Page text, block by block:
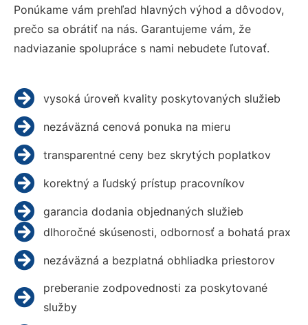
Ponúkame vám prehľad hlavných výhod a dôvodov,
prečo sa obrátiť na nás. Garantujeme vám, že
nadviazanie spolupráce s nami nebudete ľutovať.
vysoká úroveň kvality poskytovaných služieb
nezáväzná cenová ponuka na mieru
transparentné ceny bez skrytých poplatkov
korektný a ľudský prístup pracovníkov
garancia dodania objednaných služieb
dlhoročné skúsenosti, odbornosť a bohatá prax
nezáväzná a bezplatná obhliadka priestorov
preberanie zodpovednosti za poskytované
služby